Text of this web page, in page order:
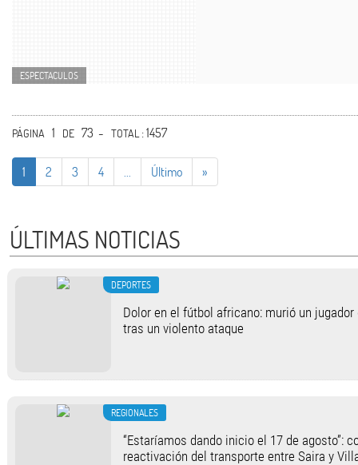
ESPECTACULOS
PÁGINA 1 DE 73 - TOTAL: 1457
1 2 3 4 Último »
ÚLTIMAS NOTICIAS
DEPORTES
Dolor en el fútbol africano: murió un
tras un violento ataque
REGIONALES
“Estaríamos dando inicio el 17 de agosto”:
reactivación del transporte entre Saira y